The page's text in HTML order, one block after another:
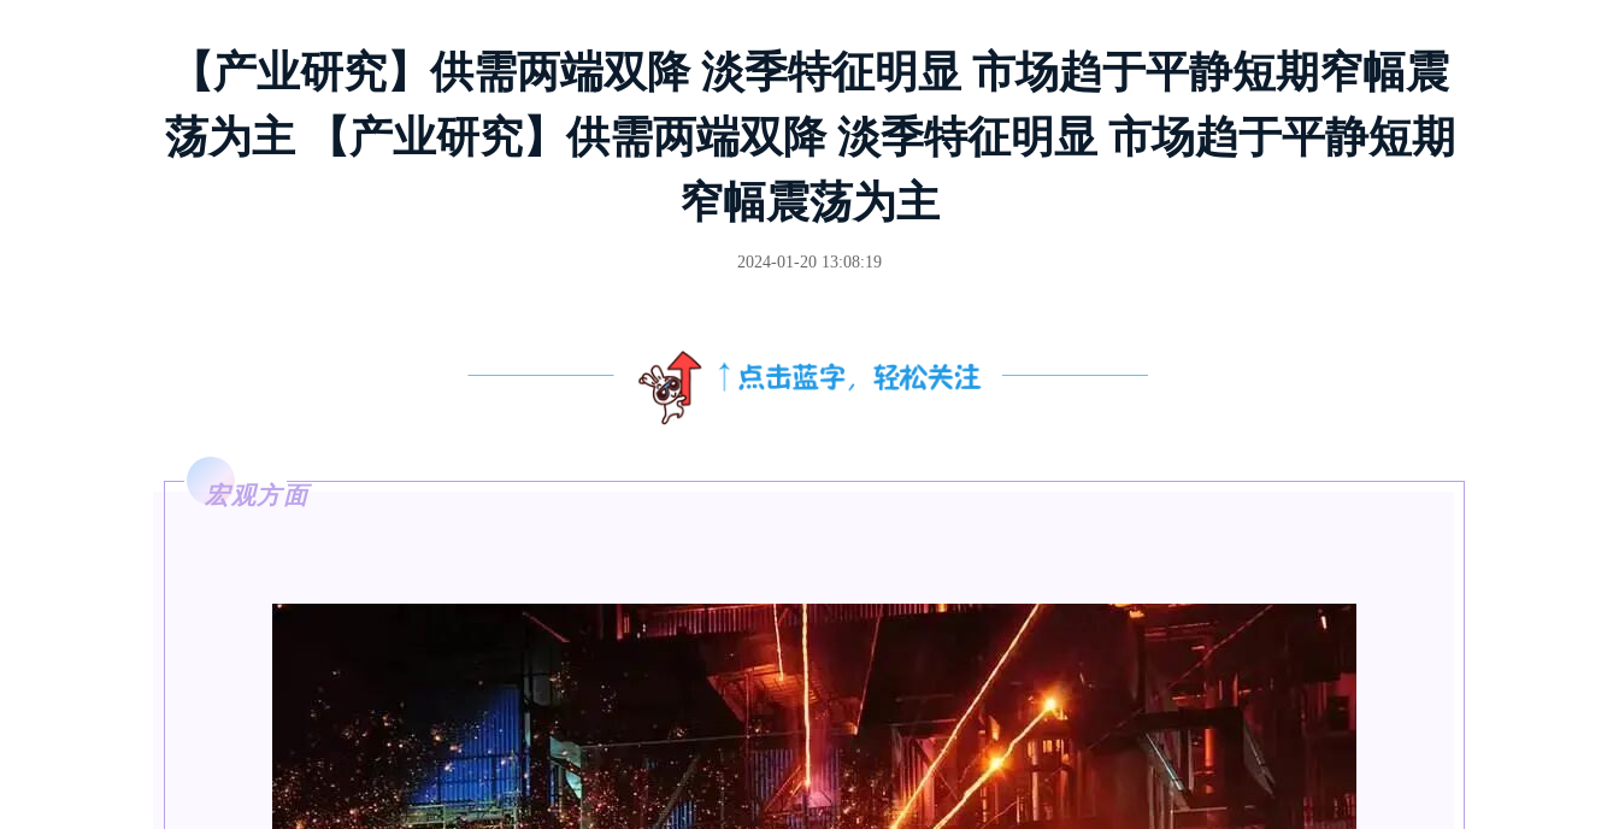
【产业研究】供需两端双降 淡季特征明显 市场趋于平静短期窄幅震
荡为主 【产业研究】供需两端双降 淡季特征明显 市场趋于平静短期
窄幅震荡为主
2024-01-20 13:08:19
宏观方面